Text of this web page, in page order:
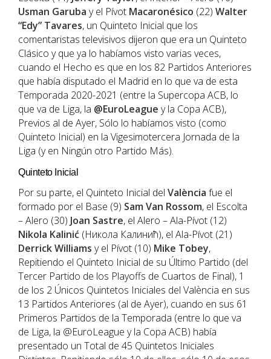
Usman Garuba y el Pívot Macaronésico (22) Walter
“Edy” Tavares, un Quinteto Inicial que los
comentaristas televisivos dijeron que era un Quinteto
Clásico y que ya lo habíamos visto varias veces,
cuando el Hecho es que en los 82 Partidos Anteriores
que había disputado el Madrid en lo que va de esta
Temporada 2020-2021 (entre la Supercopa ACB, lo
que va de Liga, la @EuroLeague y la Copa ACB),
Previos al de Ayer, Sólo lo habíamos visto (como
Quinteto Inicial) en la Vigesimotercera Jornada de la
Liga (y en Ningún otro Partido Más).
Quinteto Inicial
Por su parte, el Quinteto Inicial del València fue el
formado por el Base (9) Sam Van Rossom, el Escolta
– Alero (30) Joan Sastre, el Alero – Ala-Pívot (12)
Nikola Kalinić (Никола Калинић), el Ala-Pívot (21)
Derrick Williams y el Pívot (10) Mike Tobey,
Repitiendo el Quinteto Inicial de su Último Partido (del
Tercer Partido de los Playoffs de Cuartos de Final), 1
de los 2 Únicos Quintetos Iniciales del València en sus
13 Partidos Anteriores (al de Ayer), cuando en sus 61
Primeros Partidos de la Temporada (entre lo que va
de Liga, la @EuroLeague y la Copa ACB) había
presentado un Total de 45 Quintetos Iniciales